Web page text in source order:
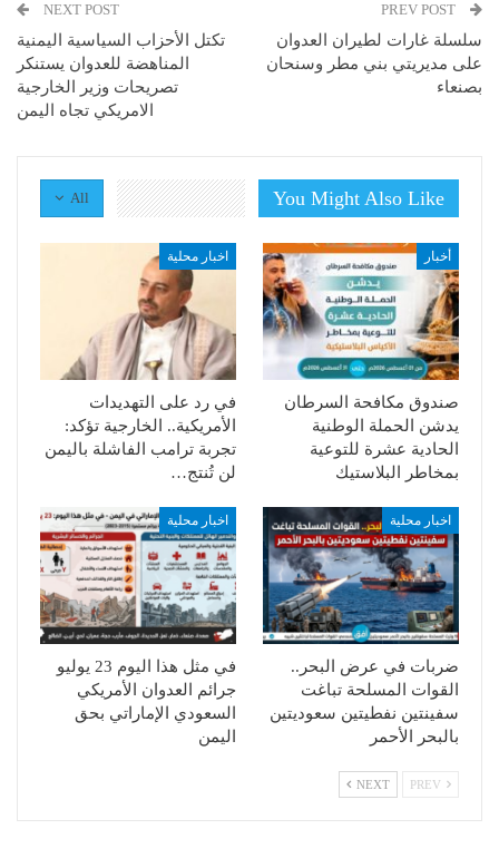
سلسلة غارات لطيران العدوان
على مديريتي بني مطر وسنحان
بصنعاء
NEXT POST
تكتل الأحزاب السياسية اليمنية
المناهضة للعدوان يستنكر
تصريحات وزير الخارجية
الامريكي تجاه اليمن
All You Might Also Like
أخبار
صندوق مكافحة السرطان
يدشن الحملة الوطنية
الحادية عشرة للتوعية
بمخاطر البلاستيك
اخبار محلية
في رد على التهديدات
الأمريكية.. الخارجية تؤكد:
تجربة ترامب الفاشلة باليمن
لن تُنتج…
اخبار محلية
ضربات في عرض البحر..
القوات المسلحة تباغت
سفينتين نفطيتين سعوديتين
بالبحر الأحمر
اخبار محلية
في مثل هذا اليوم 23 يوليو
جرائم العدوان الأمريكي
السعودي الإماراتي بحق
اليمن
NEXT